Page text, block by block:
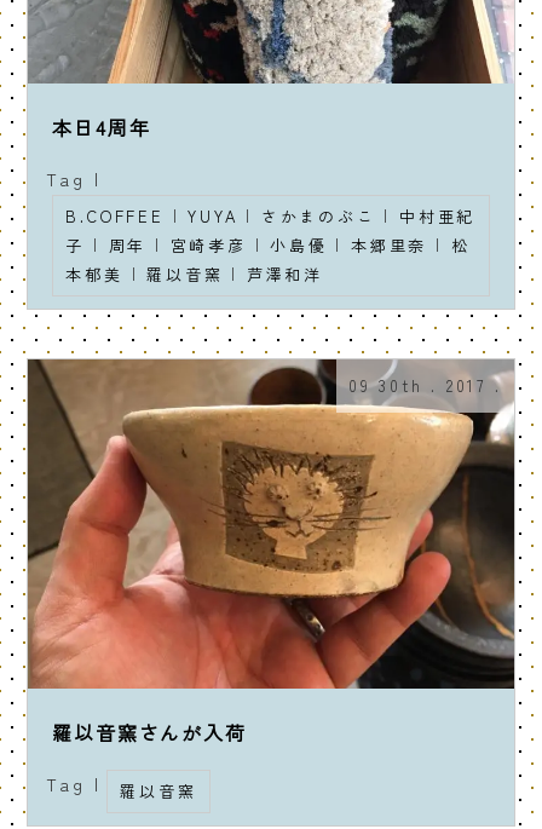
本日4周年
Tag |
B.COFFEE |YUYA | さかまのぶこ | 中村亜紀
子 | 周年 | 宮崎孝彦 |小島優 |本郷里奈 | 松
本郁美 |羅以音窯 | 芦澤和洋
09 30th . 2017 .
羅以音窯さんが入荷
Tag | 羅以音窯